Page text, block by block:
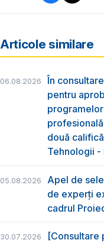
Articole similare
06.08.2026
În
pentru
două
Tehnologii -
05.08.2026
Apel de
de experți
cadrul
30.07.2026
[Consultare